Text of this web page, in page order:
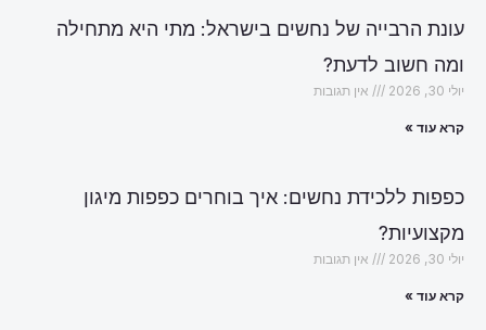
עונת הרבייה של נחשים בישראל: מתי היא מתחילה
ומה חשוב לדעת?
יולי 30, 2026 אין תגובות
קרא עוד »
כפפות ללכידת נחשים: איך בוחרים כפפות מיגון
מקצועיות?
יולי 30, 2026 אין תגובות
קרא עוד »